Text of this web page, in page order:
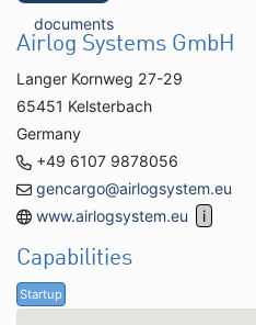
documents
Airlog Systems GmbH
Langer Kornweg 27-29
65451 Kelsterbach
Germany
+49 6107 9878056
gencargo@airlogsystem.eu
www.airlogsystem.eu
Capabilities
Startup